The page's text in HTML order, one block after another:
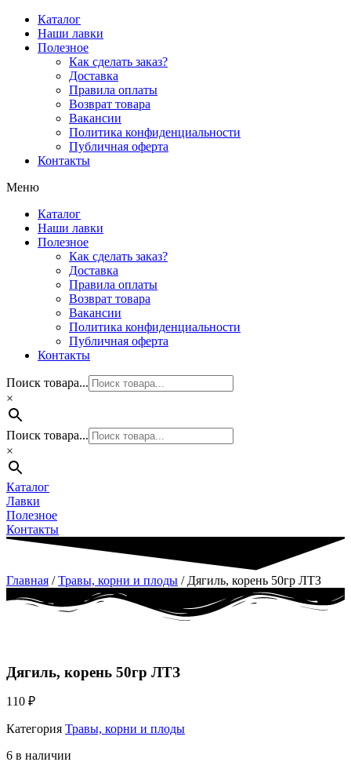
Перейти
содержимому
Каталог
Наши лавки
Полезное
Как сделать заказ?
Доставка
Правила оплаты
Возврат товара
Вакансии
Политика конфиденциальности
Публичная оферта
Контакты
Меню
Каталог
Наши лавки
Полезное
Как сделать заказ?
Доставка
Правила оплаты
Возврат товара
Вакансии
Политика конфиденциальности
Публичная оферта
Контакты
Поиск товара...
×
Поиск товара...
×
Каталог
Лавки
Полезное
Контакты
Главная /Травы, корни и плоды / Дягиль, корень 50гр ЛТЗ
Дягиль, корень 50гр ЛТЗ
110 ₽
Категория Травы, корни и плоды
6 в наличии